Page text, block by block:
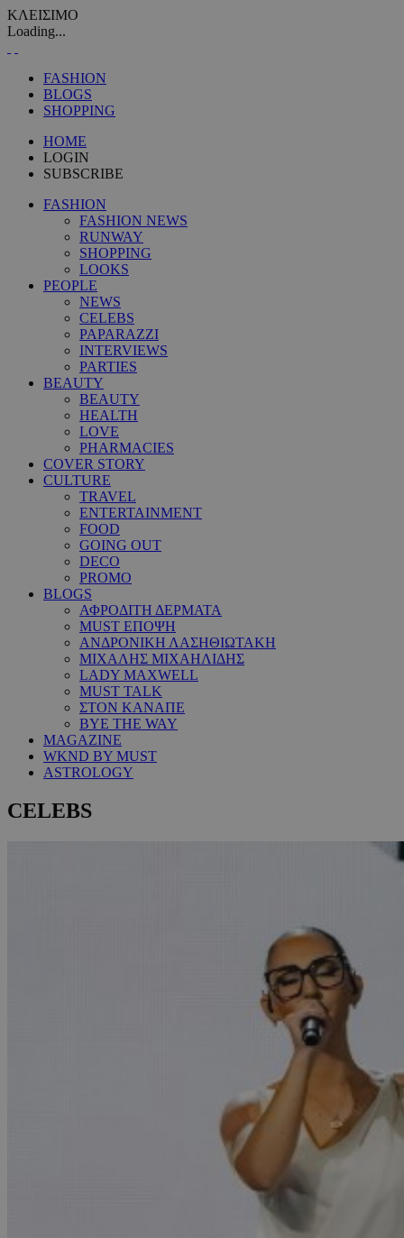
ΚΛΕΙΣΙΜΟ
Loading...
FASHION
BLOGS
SHOPPING
HOME
LOGIN
SUBSCRIBE
FASHION
FASHION NEWS
RUNWAY
SHOPPING
LOOKS
PEOPLE
NEWS
CELEBS
PAPARAZZI
INTERVIEWS
PARTIES
BEAUTY
BEAUTY
HEALTH
LOVE
PHARMACIES
COVER STORY
CULTURE
TRAVEL
ENTERTAINMENT
FOOD
GOING OUT
DECO
PROMO
BLOGS
ΑΦΡΟΔΙΤΗ ΔΕΡΜΑΤΑ
MUST ΕΠΟΨΗ
ΑΝΔΡΟΝΙΚΗ ΛΑΣΗΘΙΩΤΑΚΗ
ΜΙΧΑΛΗΣ ΜΙΧΑΗΛΙΔΗΣ
LADY MAXWELL
MUST TALK
ΣΤΟΝ ΚΑΝΑΠΕ
BYE THE WAY
MAGAZINE
WKND BY MUST
ASTROLOGY
CELEBS